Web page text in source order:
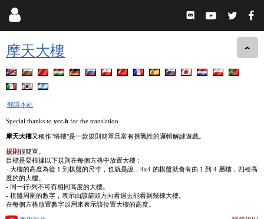
摩天大樓
翻譯本站
Special thanks to ycc.h for the translation
摩天大樓又稱作"塔樓"是一款規則簡單且富有挑戰性的邏輯解謎遊戲。
規則很簡單。
目標是要根據以下規則在每個方格中放置大樓：
- 大樓的高度為從 1 到棋盤的尺寸，也就是說，4x4 的棋盤就會有由 1 到 4 層樓，四種高
度的的大樓。
- 同一行/列不可有相同高度的大樓。
- 棋盤周圍的數字，表示由該箭頭方向看過去能看到幾棟大樓。
在每個方格放置數字以用來表示該位置大樓的高度。